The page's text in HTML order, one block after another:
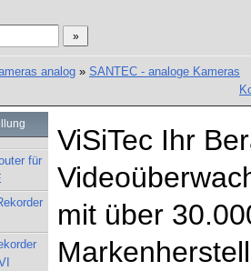
analog » SANTEC - analoge Kameras
für
ViSiTec Ihr
mit über